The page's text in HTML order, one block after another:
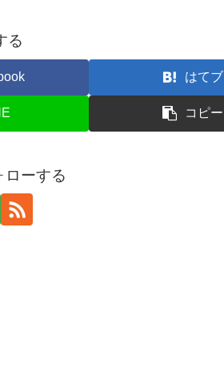
る
はてブ
コピー
ーする